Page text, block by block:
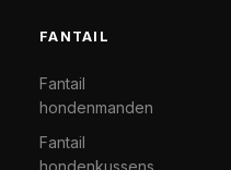
FANTAIL
Fantail
hondenmanden
Fantail
hondenkussens